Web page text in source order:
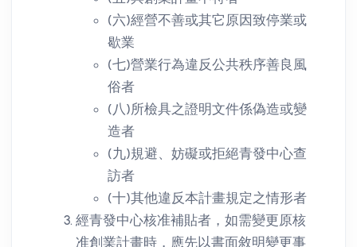
(六)經營不善或其它原因致停業或
歇業
(七)營業行為違反公共秩序善良風
俗者
(八)所檢具之證明文件係偽造或變
造者
(九)規避、妨礙或拒絕青發中心查
訪者
(十)其他違反本計畫規定之情形者
經青發中心核准補貼者，如需變更原核
准創業計畫時，應先以書面敘明變更事